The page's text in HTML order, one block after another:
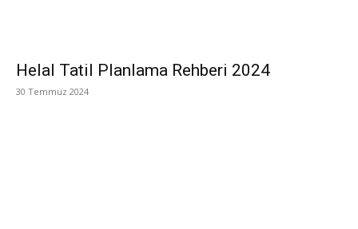
Helal Tatil Planlama Rehberi 2024
30 Temmuz 2024